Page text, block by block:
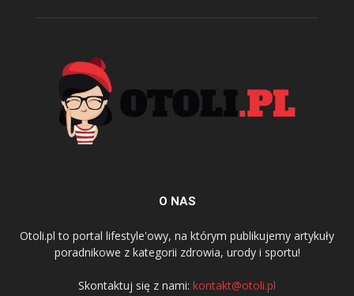
O NAS
Otoli.pl to portal lifestyle'owy, na którym publikujemy artykuły
poradnikowe z kategorii zdrowia, urody i sportu!
Skontaktuj się z nami: kontakt@otoli.pl